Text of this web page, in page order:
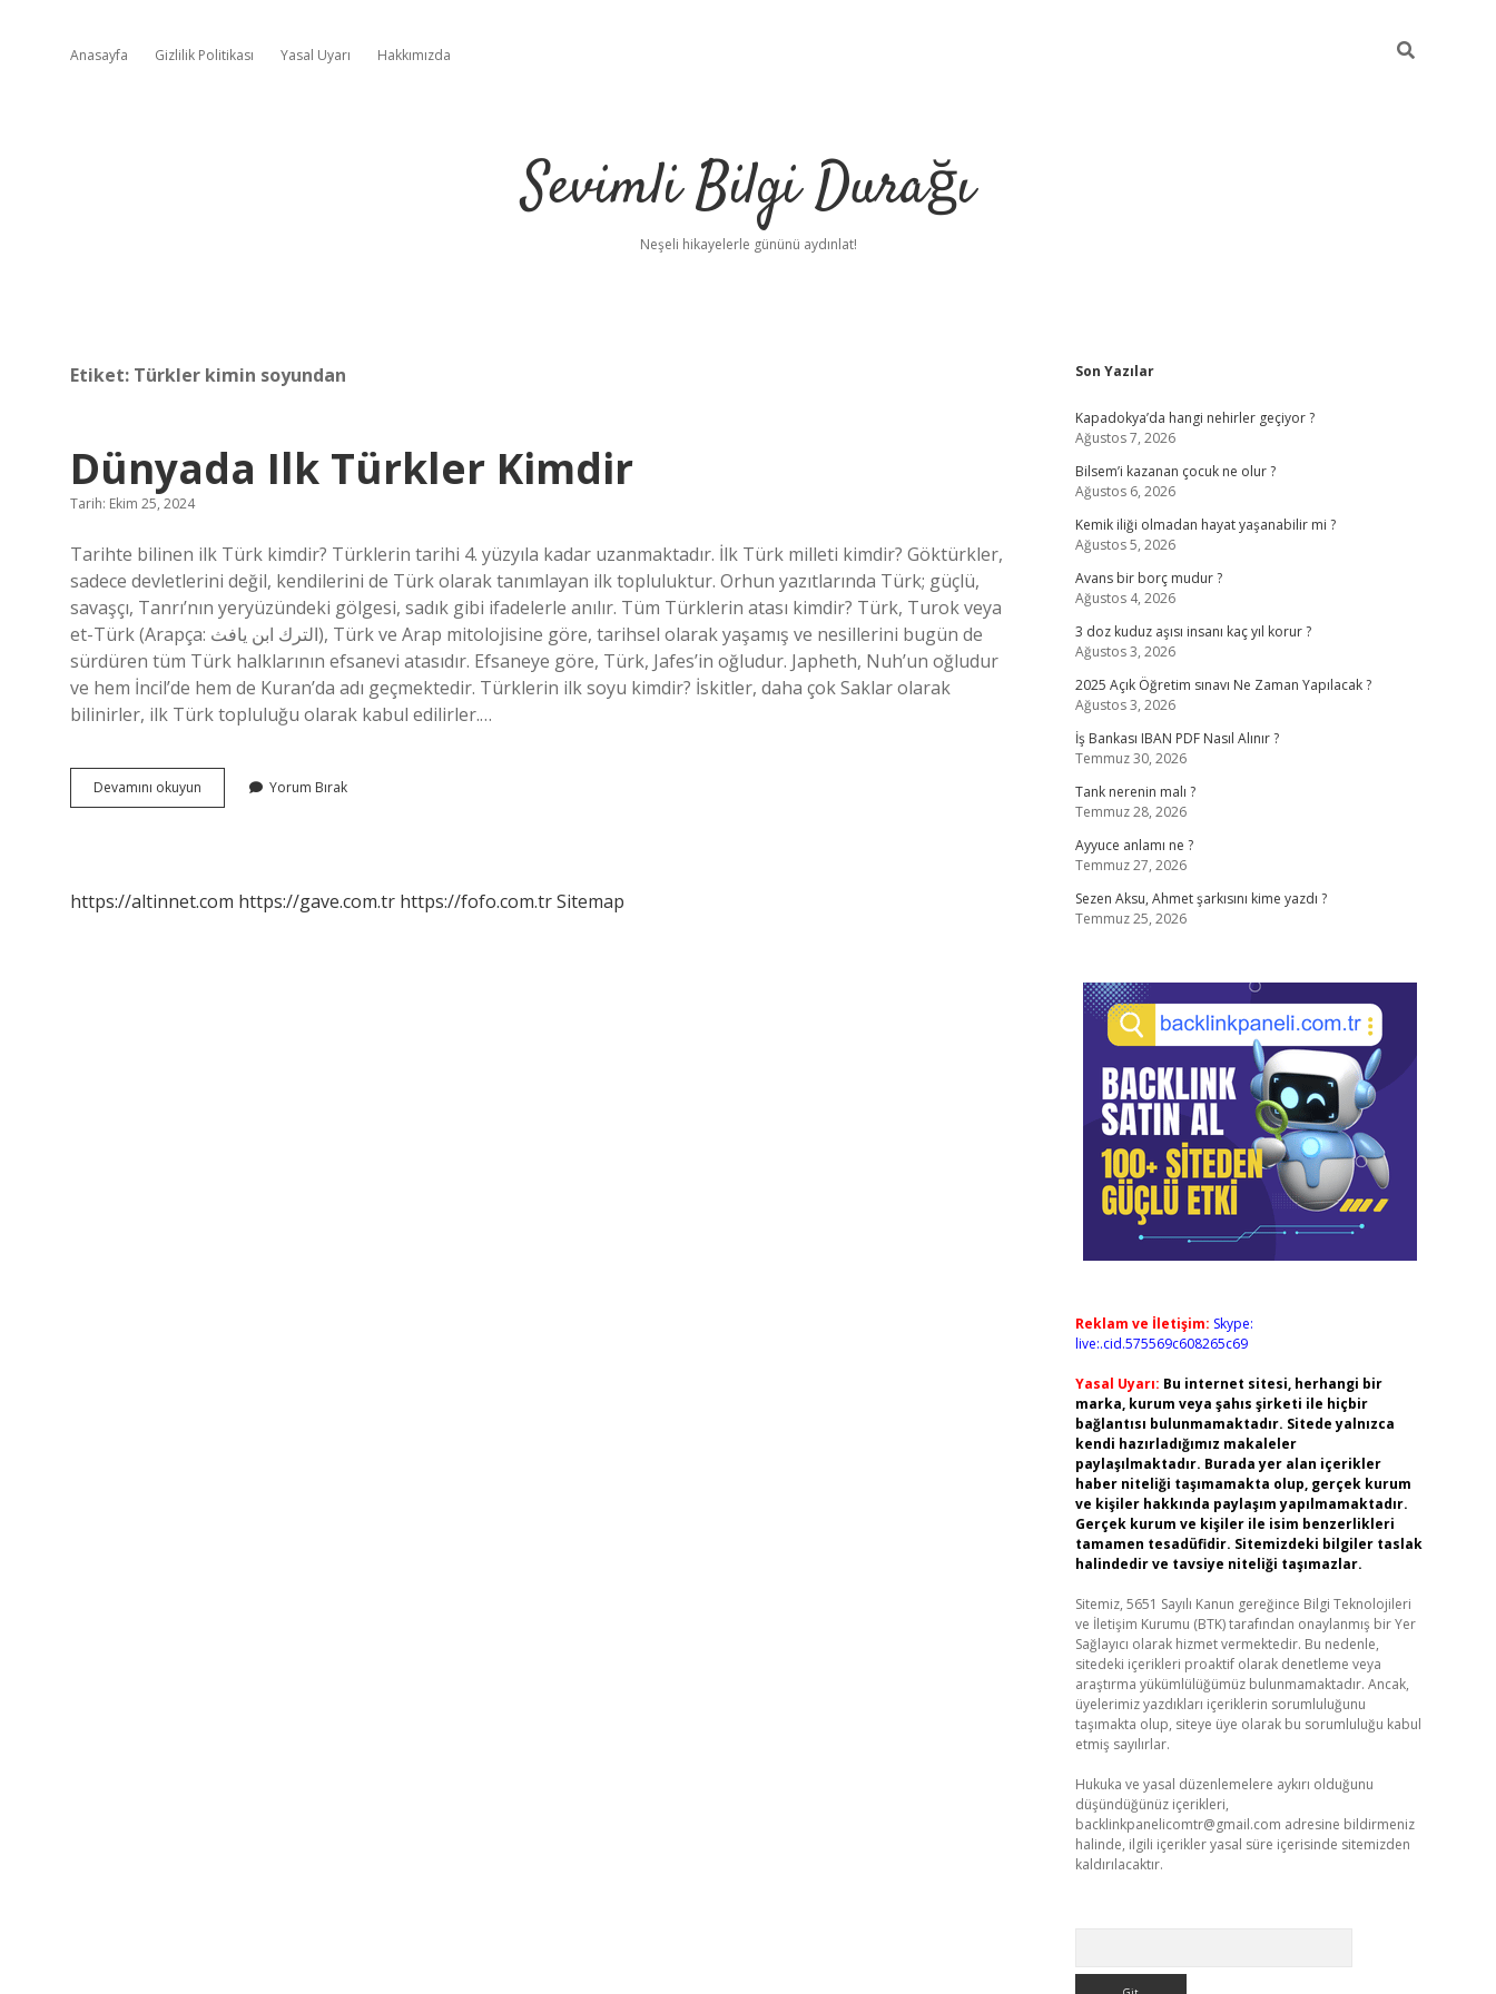
Anasayfa Gizlilik Politikası Yasal Uyarı Hakkımızda
Sevimli Bilgi Durağı
Neşeli hikayelerle gününü aydınlat!
Etiket: Türkler kimin soyundan
Dünyada Ilk Türkler Kimdir
Tarih: Ekim 25, 2024
Tarihte bilinen ilk Türk kimdir? Türklerin tarihi 4. yüzyıla kadar uzanmaktadır. İlk Türk milleti kimdir? Göktürkler,
sadece devletlerini değil, kendilerini de Türk olarak tanımlayan ilk topluluktur. Orhun yazıtlarında Türk; güçlü,
savaşçı, Tanrı’nın yeryüzündeki gölgesi, sadık gibi ifadelerle anılır. Tüm Türklerin atası kimdir? Türk, Turok veya
et-Türk (Arapça: الترك ابن يافث), Türk ve Arap mitolojisine göre, tarihsel olarak yaşamış ve nesillerini bugün de
sürdüren tüm Türk halklarının efsanevi atasıdır. Efsaneye göre, Türk, Jafes’in oğludur. Japheth, Nuh’un oğludur
ve hem İncil’de hem de Kuran’da adı geçmektedir. Türklerin ilk soyu kimdir? İskitler, daha çok Saklar olarak
bilinirler, ilk Türk topluluğu olarak kabul edilirler.…
Devamını okuyun Dünyada
Ilk
Yorum Bırak
https://altinnet.com https://gave.com.tr https://fofo.com.trSitemap
Sidebar
Son Yazılar
Kapadokya’da hangi nehirler geçiyor ?
Ağustos 7, 2026
Bilsem’i kazanan çocuk ne olur ?
Ağustos 6, 2026
Kemik iliği olmadan hayat yaşanabilir mi ?
Ağustos 5, 2026
Avans bir borç mudur ?
Ağustos 4, 2026
3 doz kuduz aşısı insanı kaç yıl korur ?
Ağustos 3, 2026
2025 Açık Öğretim sınavı Ne Zaman Yapılacak ?
Ağustos 3, 2026
İş Bankası IBAN PDF Nasıl Alınır ?
Temmuz 30, 2026
Tank nerenin malı ?
Temmuz 28, 2026
Ayyuce anlamı ne ?
Temmuz 27, 2026
Sezen Aksu, Ahmet şarkısını kime yazdı ?
Temmuz 25, 2026
Reklam ve İletişim: Skype:
live:.cid.575569c608265c69
Yasal Uyarı: Bu internet sitesi, herhangi bir
marka, kurum veya şahıs şirketi ile hiçbir
bağlantısı bulunmamaktadır. Sitede yalnızca
kendi hazırladığımız makaleler
paylaşılmaktadır. Burada yer alan içerikler
haber niteliği taşımamakta olup, gerçek kurum
ve kişiler hakkında paylaşım yapılmamaktadır.
Gerçek kurum ve kişiler ile isim benzerlikleri
tamamen tesadüfidir. Sitemizdeki bilgiler taslak
halindedir ve tavsiye niteliği taşımazlar.
Sitemiz, 5651 Sayılı Kanun gereğince Bilgi Teknolojileri
ve İletişim Kurumu (BTK) tarafından onaylanmış bir Yer
Sağlayıcı olarak hizmet vermektedir. Bu nedenle,
sitedeki içerikleri proaktif olarak denetleme veya
araştırma yükümlülüğümüz bulunmamaktadır. Ancak,
üyelerimiz yazdıkları içeriklerin sorumluluğunu
taşımakta olup, siteye üye olarak bu sorumluluğu kabul
etmiş sayılırlar.
Hukuka ve yasal düzenlemelere aykırı olduğunu
düşündüğünüz içerikleri,
backlinkpanelicomtr@gmail.com adresine bildirmeniz
halinde, ilgili içerikler yasal süre içerisinde sitemizden
kaldırılacaktır.